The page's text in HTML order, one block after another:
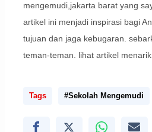
mengemudi,jakarta barat yang
artikel ini menjadi inspirasi bagi
tujuan dan jaga kebugaran.
teman-teman. lihat artikel
Tags #Sekolah Mengemudi